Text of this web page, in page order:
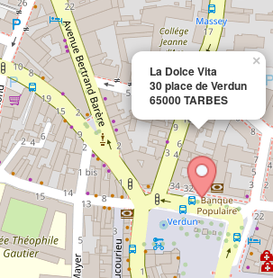
La Dolce Vita
30 place de Verdun
65000 TARBES
×